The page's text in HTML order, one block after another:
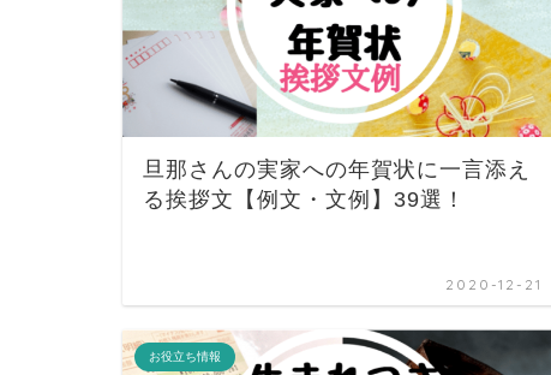
旦那さんの実家への年賀状に一言添え
る挨拶文【例文・文例】39選！
2020-12-21
お役立ち情報